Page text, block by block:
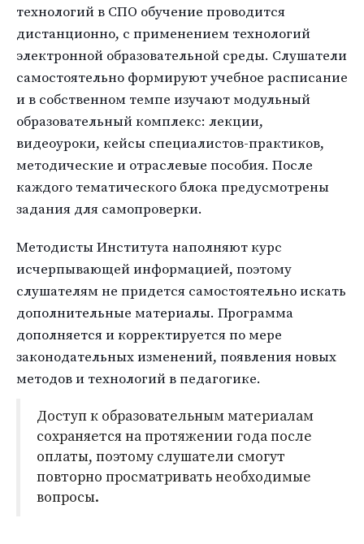
технологий в СПО обучение проводится
дистанционно, с применением технологий
электронной образовательной среды. Слушатели
самостоятельно формируют учебное расписание
и в собственном темпе изучают модульный
образовательный комплекс: лекции,
видеоуроки, кейсы специалистов-практиков,
методические и отраслевые пособия. После
каждого тематического блока предусмотрены
задания для самопроверки.
Методисты Института наполняют курс
исчерпывающей информацией, поэтому
слушателям не придется самостоятельно искать
дополнительные материалы. Программа
дополняется и корректируется по мере
законодательных изменений, появления новых
методов и технологий в педагогике.
Доступ к образовательным материалам
сохраняется на протяжении года после
оплаты, поэтому слушатели смогут
повторно просматривать необходимые
вопросы.